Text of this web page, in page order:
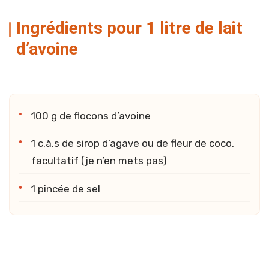
Ingrédients pour 1 litre de lait
d’avoine
100 g de flocons d’avoine
1 c.à.s de sirop d’agave ou de fleur de coco,
facultatif (je n’en mets pas)
1 pincée de sel